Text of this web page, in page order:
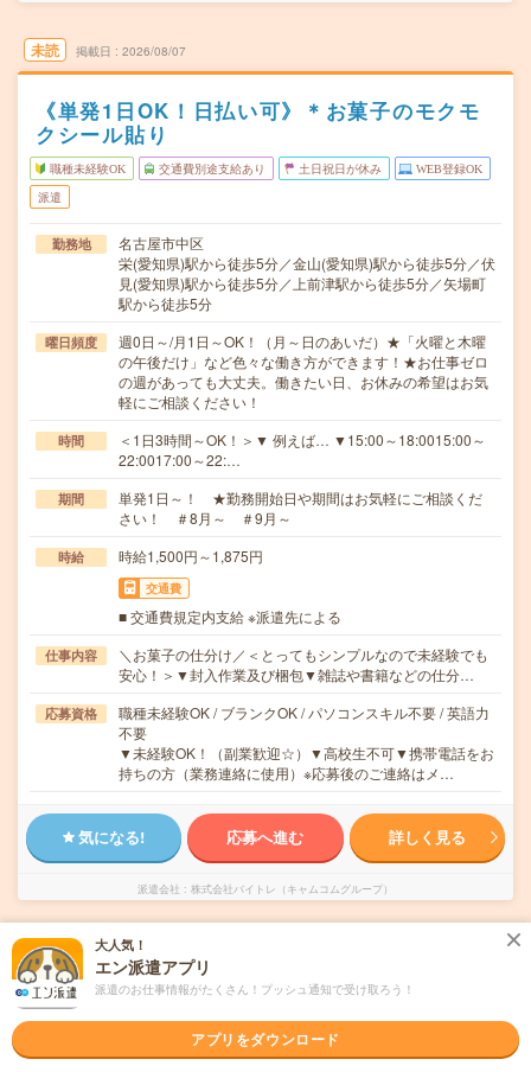
未読 掲載日 2026/08/07
《単発1日OK！日払い可》＊お菓子のモクモ
クシール貼り
職種未経験OK 交通費別途支給あり 土日祝日が休み WEB登録OK
派遣
勤務地
名古屋市中区
栄(愛知県)駅から徒歩5分／金山(愛知県)駅から徒歩5分／伏
見(愛知県)駅から徒歩5分／上前津駅から徒歩5分／矢場町
駅から徒歩5分
曜日頻度
週0日～/月1日～OK！（月～日のあいだ）★「火曜と木曜
の午後だけ」など色々な働き方ができます！★お仕事ゼロ
の週があっても大丈夫。働きたい日、お休みの希望はお気
軽にご相談ください！
時間
＜1日3時間～OK！＞▼ 例えば… ▼15:00～18:0015:00～
22:0017:00～22:…
期間
単発1日～！ ★勤務開始日や期間はお気軽にご相談くだ
さい！ ＃8月～ ＃9月～
時給 時給1,500円～1,875円
交通費
■ 交通費規定内支給 ※派遣先による
仕事内容
＼お菓子の仕分け／＜とってもシンプルなので未経験でも
安心！＞▼封入作業及び梱包▼雑誌や書籍などの仕分…
応募資格
職種未経験OK / ブランクOK / パソコンスキル不要 / 英語力
不要
▼未経験OK！（副業歓迎☆）▼高校生不可▼携帯電話をお
持ちの方（業務連絡に使用）※応募後のご連絡はメ…
気になる! 応募へ進む 詳しく見る
派遣会社 株式会社バイトレ（キャムコムグループ）
未読 掲載日 2026/08/07
自動車部品の組立・検査作業
大人気！
エン派遣アプリ
派遣のお仕事情報がたくさん！プッシュ通知で受け取ろう！
アプリをダウンロード